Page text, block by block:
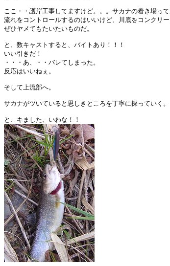
ここ・・護岸工事してますけど。。。サカナの着き場って
流れをコントロールするのはいいけど、川底をコンクリ
ぜひヤメてもたいたいものだ。
と、数キャストすると、バイトあり！！！
いい引きだ！
・・・あ、・・バレてしまった。
反応はいいねぇ。
そして上流部へ。
サカナがツいていると思しきところを丁寧に探っていく。